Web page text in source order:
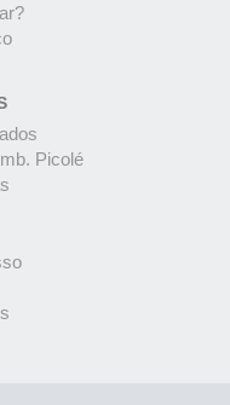
Picolé